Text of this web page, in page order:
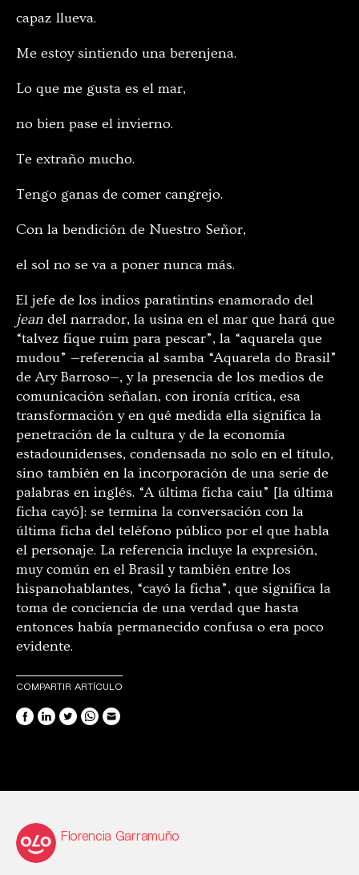
capaz llueva.
Me estoy sintiendo una berenjena.
Lo que me gusta es el mar,
no bien pase el invierno.
Te extraño mucho.
Tengo ganas de comer cangrejo.
Con la bendición de Nuestro Señor,
el sol no se va a poner nunca más.
El jefe de los indios paratintins enamorado del
jean del narrador, la usina en el mar que hará que
“talvez fique ruim para pescar”, la “aquarela que
mudou” —referencia al samba “Aquarela do Brasil”
de Ary Barroso—, y la presencia de los medios de
comunicación señalan, con ironía crítica, esa
transformación y en qué medida ella significa la
penetración de la cultura y de la economía
estadounidenses, condensada no solo en el título,
sino también en la incorporación de una serie de
palabras en inglés. “A última ficha caiu” [la última
ficha cayó]: se termina la conversación con la
última ficha del teléfono público por el que habla
el personaje. La referencia incluye la expresión,
muy común en el Brasil y también entre los
hispanohablantes, “cayó la ficha”, que significa la
toma de conciencia de una verdad que hasta
entonces había permanecido confusa o era poco
evidente.
COMPARTIR ARTÍCULO
Florencia Garramuño